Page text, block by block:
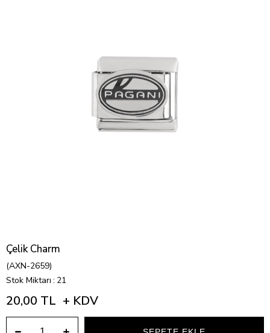
Çelik Charm
(AXN-2659)
Stok Miktarı : 21
20,00 TL + KDV